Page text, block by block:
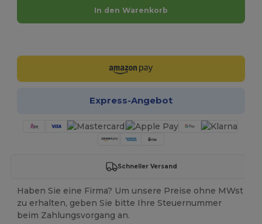
In den Warenkorb
Express-Angebot
Schneller Versand
Haben Sie eine Firma? Um unsere Preise ohne MWst
zu erhalten, geben Sie bitte Ihre Steuernummer
beim Zahlungsvorgang an.